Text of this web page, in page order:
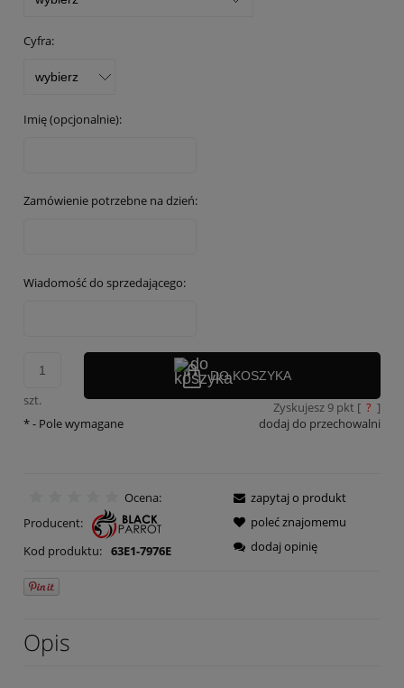
Cyfra:
Imię (opcjonalnie):
Zamówienie potrzebne na dzień:
Wiadomość do sprzedającego:
szt.
DO KOSZYKA
Zyskujesz 9pkt [ ? ]
dodaj do przechowalni
*- Pole wymagane
Ocena:
Producent:
Kod produktu: 63E1-7976E
zapytaj o produkt
poleć znajomemu
dodaj opinię
Opis